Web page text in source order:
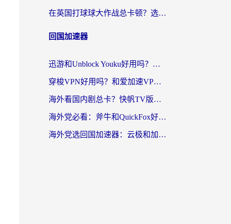
在英国打球球大作战总卡顿？选对加速器让你告别延迟（附实测攻略）
回国加速器
迅游和Unblock Youku好用吗？海外党亲测：3个维度教你选对回国加速器
穿梭VPN好用吗？和爱加速VPN对比哪个回国效果更好？海外党必看的实用指南
海外看国内剧总卡？快帆TV版VPN好用吗？和海牛VPN对比哪个回国效果更好？
海外党必看：斧牛和QuickFox好用吗？3步选对回国加速器，无缝刷国内剧玩游戏
海外党选回国加速器：云极和加速喵哪个好？附3款热门工具实测对比